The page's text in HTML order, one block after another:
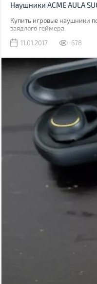
Наушники ACME AULA
Купить игровые наушники
заядлого геймера.
11.01.2017
678